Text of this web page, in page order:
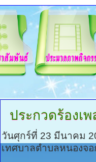
ประกวดร้องเ
วันศุกร์ที่ 23 มีนาคม
เทศบาลตำบลหนองจ